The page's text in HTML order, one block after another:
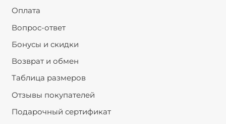
Оплата
Вопрос-ответ
Бонусы и скидки
Возврат и обмен
Таблица размеров
Отзывы покупателей
Подарочный сертификат